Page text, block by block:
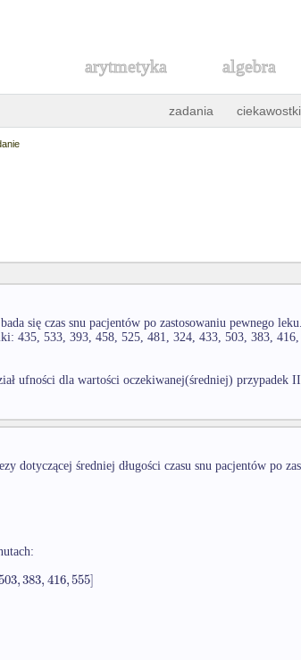
arytmetyka algebra
zadania ciekawostki
się czas snu pacjentów po zastosowaniu pewnego
435, 533, 393, 458, 525, 481, 324, 433, 503, 383,
ufności dla wartości oczekiwanej(średniej) przypadek
dotyczącej średniej długości czasu snu pacjentów po
,383,416,555]